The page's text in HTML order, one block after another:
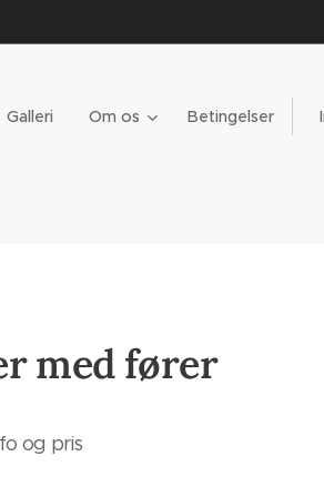
Galleri Om os Betingelser
med fører
og pris